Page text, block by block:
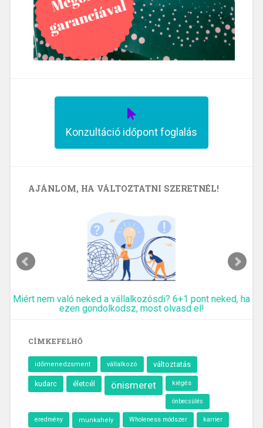
Konzultáció időpont foglalás
AJÁNLOM, HA VÁLTOZTATNI SZERETNÉL!
Miért nem való neked a vállalkozósdi? 6+1 pont neked, ha
ezen gondolkodsz, most olvasd el!
CÍMKEFELHŐ
időmenedzsment vállalkozó változtatás
kudarc életcél önismeret kiégés
önbecsülés
eredmény munkahely Wholeness módszer karrier